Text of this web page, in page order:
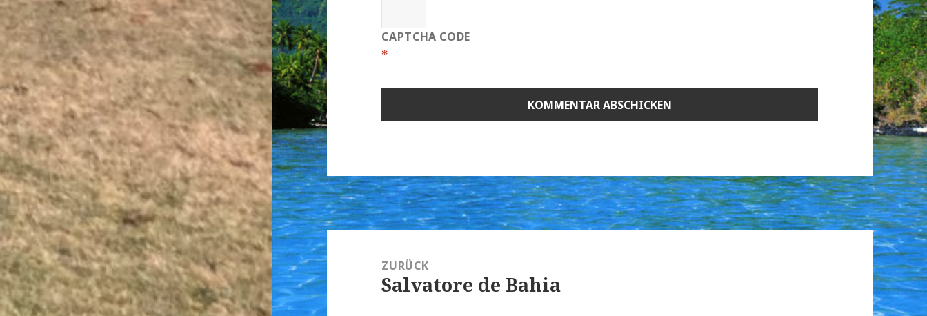
CAPTCHA CODE
*
ZURÜCK
Vorheriger
Salvatore de Bahia